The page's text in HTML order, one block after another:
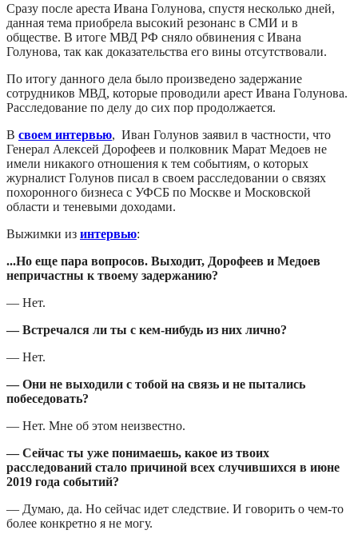
Сразу после ареста Ивана Голунова, спустя несколько дней,
данная тема приобрела высокий резонанс в СМИ и в
обществе. В итоге МВД РФ сняло обвинения с Ивана
Голунова, так как доказательства его вины отсутствовали.
По итогу данного дела было произведено задержание
сотрудников МВД, которые проводили арест Ивана Голунова.
Расследование по делу до сих пор продолжается.
В своем интервью, Иван Голунов заявил в частности, что
Генерал Алексей Дорофеев и полковник Марат Медоев не
имели никакого отношения к тем событиям, о которых
журналист Голунов писал в своем расследовании о связях
похоронного бизнеса с УФСБ по Москве и Московской
области и теневыми доходами.
Выжимки из интервью:
...Но еще пара вопросов. Выходит, Дорофеев и Медоев
непричастны к твоему задержанию?
— Нет.
— Встречался ли ты с кем-нибудь из них лично?
— Нет.
— Они не выходили с тобой на связь и не пытались
побеседовать?
— Нет. Мне об этом неизвестно.
— Сейчас ты уже понимаешь, какое из твоих
расследований стало причиной всех случившихся в июне
2019 года событий?
— Думаю, да. Но сейчас идет следствие. И говорить о чем-то
более конкретно я не могу.